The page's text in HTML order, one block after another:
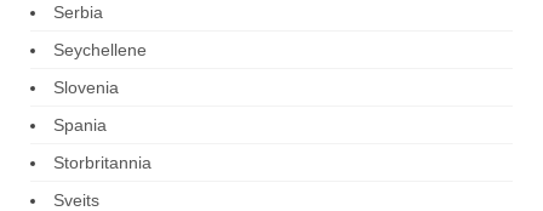
Serbia
Seychellene
Slovenia
Spania
Storbritannia
Sveits